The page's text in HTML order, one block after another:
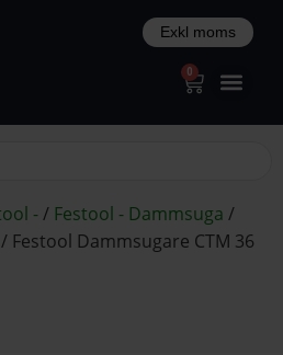
0
-/ Festool - Dammsuga /
/ Festool Dammsugare CTM 36